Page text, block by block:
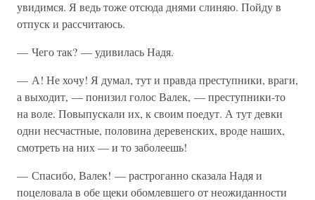
увидимся. Я ведь тоже отсюда днями слиняю. Пойду в
отпуск и рассчитаюсь.
— Чего так? — удивилась Надя.
— А! Не хочу! Я думал, тут и правда преступники, враги,
а выходит, — понизил голос Валек, — преступники-то
на воле. Повыпускали их, к своим поедут. А тут девки
одни несчастные, половина деревенских, вроде наших,
смотреть на них — и то заболеешь!
— Спасибо, Валек! — растроганно сказала Надя и
поцеловала в обе щеки обомлевшего от неожиданности